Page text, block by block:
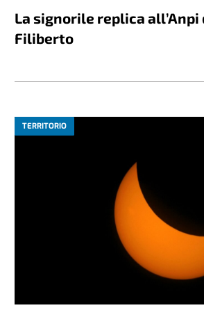
La signorile replica all’Anpi
Filiberto
TERRITORIO